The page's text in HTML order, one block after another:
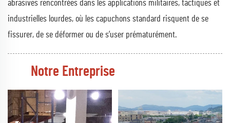
abrasives rencontrées dans les applications militaires, tactiques et
industrielles lourdes, où les capuchons standard risquent de se
fissurer, de se déformer ou de s’user prématurément.
Notre Entreprise